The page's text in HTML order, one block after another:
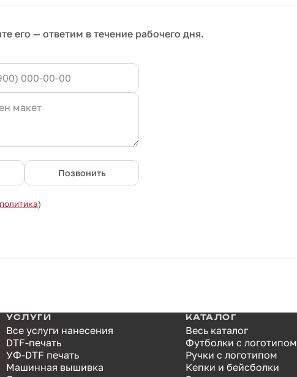
его — ответим в течение рабочего дня.
Позвонить
политика)
УСЛУГИ
Все услуги нанесения
DTF-печать
УФ-DTF печать
Машинная вышивка
КАТАЛОГ
Весь каталог
Футболки с логотипом
Ручки с логотипом
Кепки и бейсболки